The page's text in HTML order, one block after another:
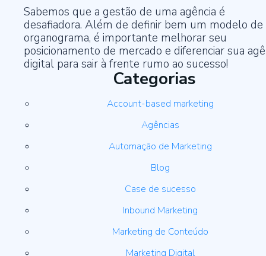
Sabemos que a gestão de uma agência é
desafiadora. Além de definir bem um modelo de
organograma, é importante melhorar seu
posicionamento de mercado e diferenciar sua
digital para sair à frente rumo ao sucesso!
Categorias
Account-based marketing
Agências
Automação de Marketing
Blog
Case de sucesso
Inbound Marketing
Marketing de Conteúdo
Marketing Digital